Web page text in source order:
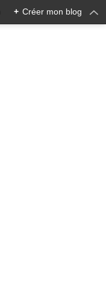
+ Créer mon blog